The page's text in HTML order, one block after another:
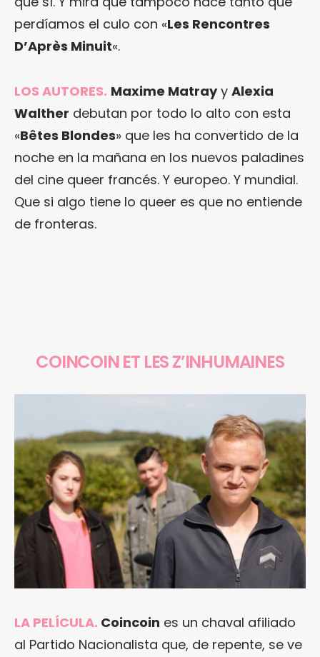
perdíamos el culo con «Les Rencontres
D’Après Minuit«.
LOS AUTORES. Maxime Matrayy Alexia
Walther debutan por todo lo alto con esta
«Bêtes Blondes» que les ha convertido de la
noche en la mañana en los nuevos paladines
del cine queer francés. Y europeo. Y mundial.
Que si algo tiene lo queer es que no entiende
de fronteras.
COINCOIN ET LES Z’INHUMAINES
LA PELÍCULA. Coincoin es un chaval afiliado
al Partido Nacionalista que, de repente, se ve